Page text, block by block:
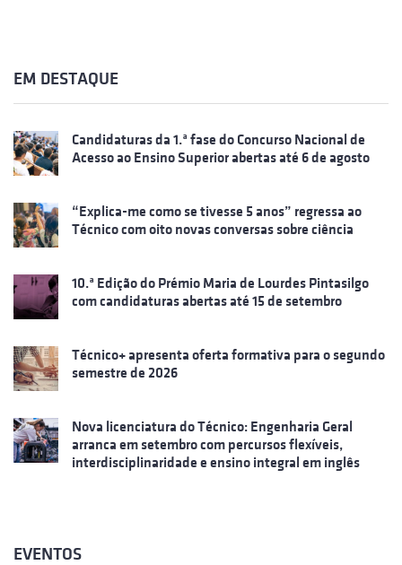
EM DESTAQUE
Candidaturas da 1.ª fase do Concurso Nacional de
Acesso ao Ensino Superior abertas até 6 de agosto
“Explica-me como se tivesse 5 anos” regressa ao
Técnico com oito novas conversas sobre ciência
10.ª Edição do Prémio Maria de Lourdes Pintasilgo
com candidaturas abertas até 15 de setembro
Técnico+ apresenta oferta formativa para o segundo
semestre de 2026
Nova licenciatura do Técnico: Engenharia Geral
arranca em setembro com percursos flexíveis,
interdisciplinaridade e ensino integral em inglês
EVENTOS